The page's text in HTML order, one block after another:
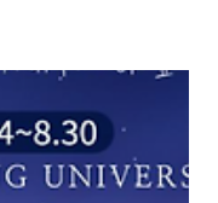
년 가을, 남이섬에서 열
모든 정보를 상세히
야쥬 캠핑페스티벌 프
여 전 준비 팁 시야쥬
별한 1박 ..